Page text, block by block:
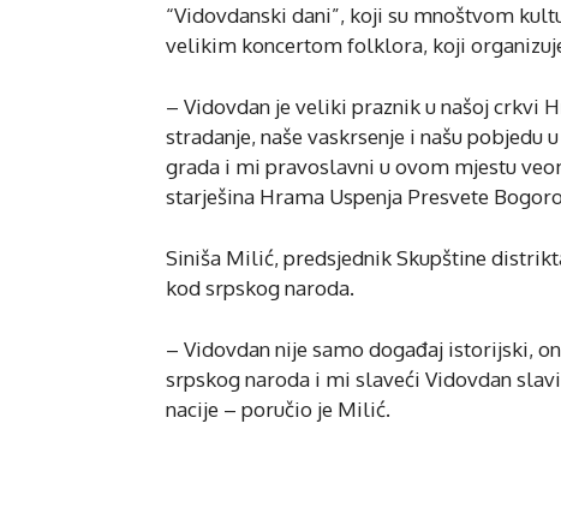
“Vidovdanski dani”, koji su mnoštvom
velikim koncertom folklora, koji
– Vidovdan je veliki praznik u našoj crkvi
stradanje, naše vaskrsenje i našu pobjedu
grada i mi pravoslavni u ovom mjestu
starješina Hrama Uspenja Presvete
Siniša Milić, predsjednik Skupštine
kod srpskog naroda.
– Vidovdan nije samo događaj istorijski,
srpskog naroda i mi slaveći Vidovdan
nacije – poručio je Milić.